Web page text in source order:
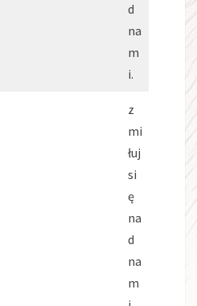
d
na
m
i.
z
mi
łuj
si
ę
na
d
na
m